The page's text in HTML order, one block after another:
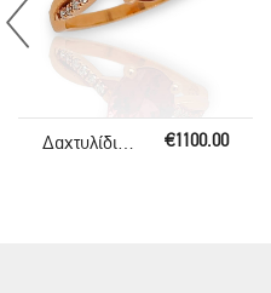
€1100.00